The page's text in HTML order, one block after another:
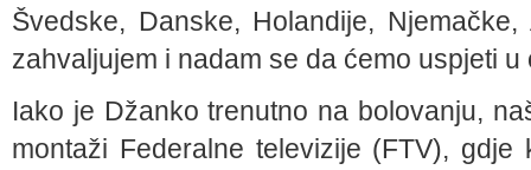
Švedske, Danske, Holandije,
zahvaljujem i nadam se da ćemo uspjeti u
Iako je Džanko trenutno na bolovanju,
montaži Federalne televizije (FTV),